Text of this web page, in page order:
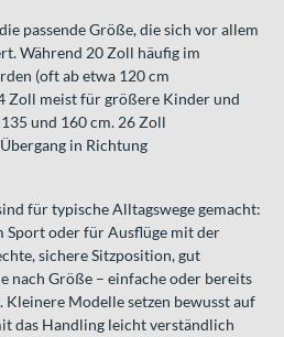
passende Größe, die sich vor allem
Während 20 Zoll häufig im
(oft ab etwa 120 cm
Zoll meist für größere Kinder und
und 160 cm. 26 Zoll
in Richtung
für typische Alltagswege gemacht:
Sport oder für Ausflüge mit der
sichere Sitzposition, gut
nach Größe – einfache oder bereits
Modelle setzen bewusst auf
das Handling leicht verständlich